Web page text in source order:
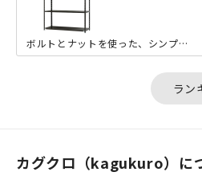
ボルトとナットを使った、シンプルな軽量ラック「NCシリーズ」の中間サイズのW15...
ラン
カグクロ（kagukuro）に